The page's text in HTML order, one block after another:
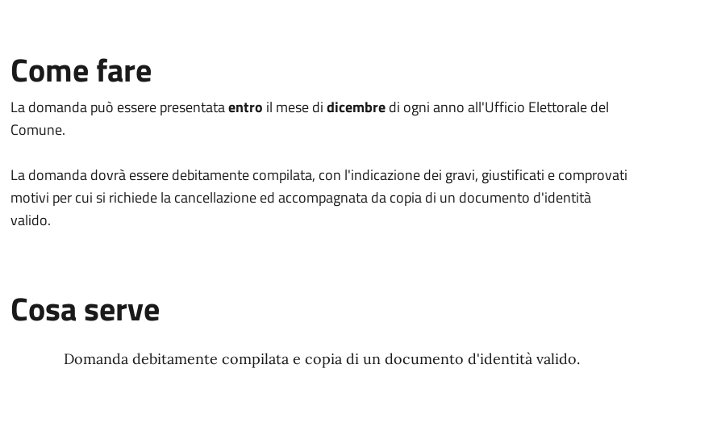
Come fare
La domanda può essere presentataentro il mese didicembredi ogni anno all'Ufficio Elettorale del
Comune.
La domanda dovrà essere debitamente compilata, con l'indicazione dei gravi, giustificati e comprovati
motivi per cui si richiede la cancellazione ed accompagnata da copia di un documento d'identità
valido.
Cosa serve
Domanda debitamente compilata e copia di un documento d'identità valido.